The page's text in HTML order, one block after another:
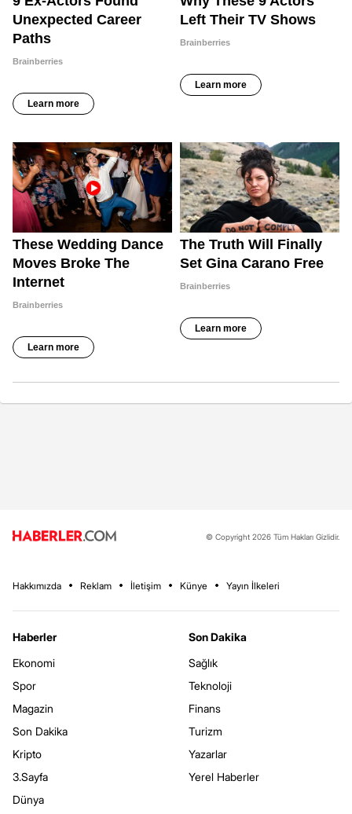
© Copyright 2026 Tüm Hakları Gizlidir.
Hakkımızda Reklam İletişim Künye Yayın İlkeleri
Haberler
Ekonomi
Spor
Magazin
Son Dakika
Kripto
3.Sayfa
Dünya
Son Dakika
Sağlık
Teknoloji
Finans
Turizm
Yazarlar
Yerel Haberler